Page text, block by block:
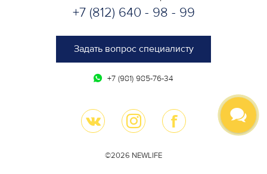
+7 (812) 640 - 98 - 99
Задать вопрос специалисту
+7 (981) 985-76-34
©2026 NEWLIFE